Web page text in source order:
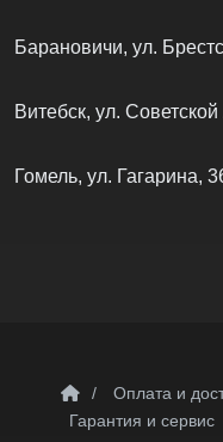
Барановичи, ул.
Витебск, ул.
Гомель, ул. Гагарина,
/ Оплата и
Гарантия и сервис